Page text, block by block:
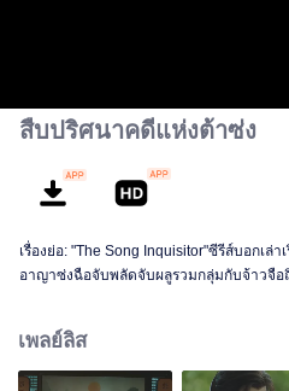
สืบปริศนาคดีแห่งต้าซ่ง
เรื่องย่อ: "The Song Inquisitor"ซีรีส์บอกเล่
อาญาซ่งฉือจับพลัดจับผลูรวมกลุ่มกับจ้าวจือ
เพลย์ลิส